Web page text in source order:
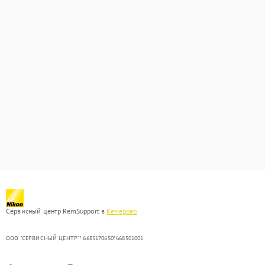
Сервисный центр RemSupport в Кемерово
ООО "СЕРВИСНЫЙ ЦЕНТР"* 6685170650*668501001